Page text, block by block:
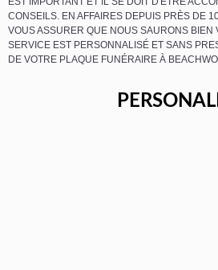
CONSEILS. EN AFFAIRES DEPUIS PRÈS DE
VOUS ASSURER QUE NOUS SAURONS
SERVICE EST PERSONNALISÉ ET SANS
DE VOTRE PLAQUE FUNÉRAIRE À